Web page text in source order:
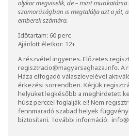
olykor megviselik, de – mint
szomorúságban is megtalálja azt a jót,
emberek számára.
Időtartam: 60 perc
Ajánlott életkor: 12+
A részvétel ingyenes. Előzetes
regisztracio@magyarsaghaza.info. A
Háza elfogadó válaszlevelével
érkezési sorrendben. Kérjük
helyüket legkésőbb a meghirdetett
húsz perccel foglalják el! Nem
fennmaradó szabad helyek
biztosítani. További információ: